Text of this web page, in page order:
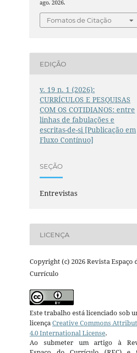
ago. 2026.
Fomatos de Citação
EDIÇÃO
v. 19 n. 1 (2026):
CURRÍCULOS E PESQUISAS
COM OS COTIDIANOS: entre
linhas de fabulações e
escritas-de-si [Publicação em
Fluxo Contínuo]
SEÇÃO
Entrevistas
LICENÇA
Copyright (c) 2026 Revista Espaço
Currículo
Este trabalho está licenciado sob
licençaCreative Commons
4.0 International License.
Ao submeter um artigo à